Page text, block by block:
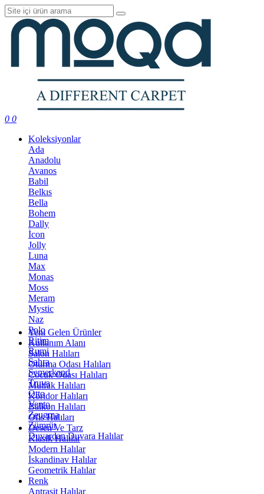
0 0
Koleksiyonlar
Ada
Anadolu
Avanos
Babil
Belkıs
Bella
Bohem
Dally
İcon
Jolly
Luna
Max
Monas
Moss
Meram
Mystic
Naz
Polo
Ritim
Rumi
Sahra
Semerkand
Truva
Otto
Vento
Zeugma
Zümrüt
Duvardan Duvara Halılar
Yeni Gelen Ürünler
Kullanım Alanı
Salon Halıları
Oturma Odası Halıları
Çocuk Odası Halıları
Mutfak Halıları
Koridor Halıları
Balkon Halıları
Ofis Halıları
Desen Ve Tarz
Klasik Halılar
Modern Halılar
İskandinav Halılar
Geometrik Halılar
Renk
Antrasit Halılar